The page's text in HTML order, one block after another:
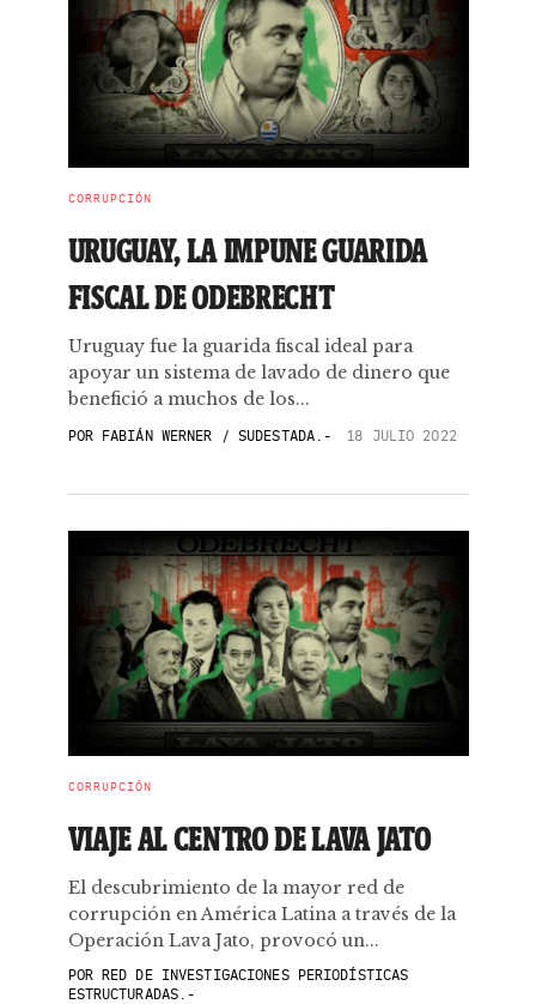
CORRUPCIÓN
URUGUAY, LA IMPUNE GUARIDA
FISCAL DE ODEBRECHT
Uruguay fue la guarida fiscal ideal para
apoyar un sistema de lavado de dinero que
benefició a muchos de los...
PORFABIÁN WERNER / SUDESTADA.- 18 JULIO 2022
CORRUPCIÓN
VIAJE AL CENTRO DE LAVA JATO
El descubrimiento de la mayor red de
corrupción en América Latina a través de la
Operación Lava Jato, provocó un...
PORRED DE INVESTIGACIONES PERIODÍSTICAS
ESTRUCTURADAS.-